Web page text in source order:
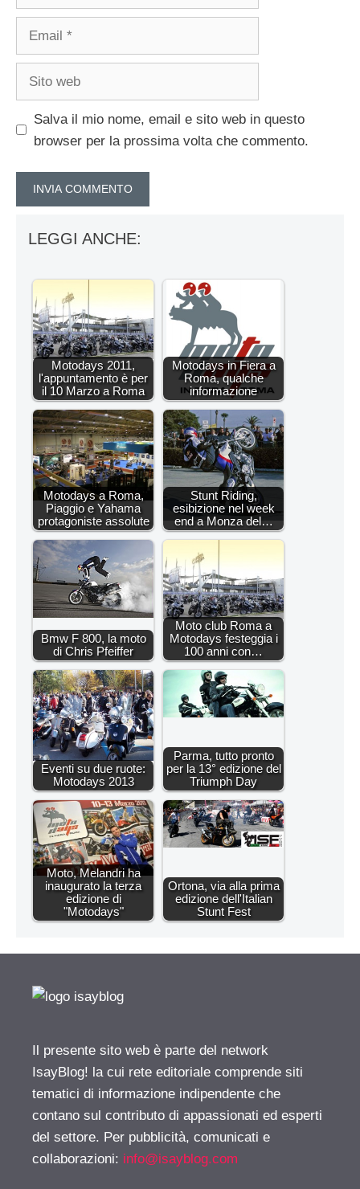
Salva il mio nome, email e sito web in questo
browser per la prossima volta che commento.
LEGGI ANCHE:
Motodays 2011,
l'appuntamento è per
il 10 Marzo a Roma
Motodays in Fiera a
Roma, qualche
informazione
Motodays a Roma,
Piaggio e Yahama
protagoniste assolute
Stunt Riding,
esibizione nel week
end a Monza del…
Bmw F 800, la moto
di Chris Pfeiffer
Moto club Roma a
Motodays festeggia i
100 anni con…
Eventi su due ruote:
Motodays 2013
Parma, tutto pronto
per la 13° edizione del
Triumph Day
Moto, Melandri ha
inaugurato la terza
edizione di
"Motodays"
Ortona, via alla prima
edizione dell'Italian
Stunt Fest
Il presente sito web è parte del network
IsayBlog! la cui rete editoriale comprende siti
tematici di informazione indipendente che
contano sul contributo di appassionati ed esperti
del settore. Per pubblicità, comunicati e
collaborazioni: info@isayblog.com